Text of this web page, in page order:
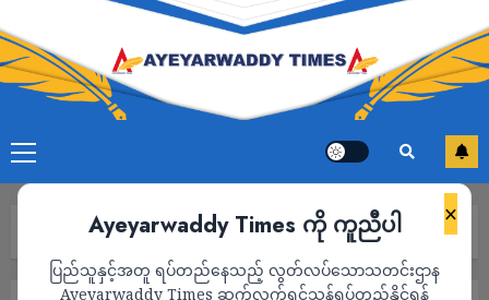
×
Ayeyarwaddy Times ကို ကူညီပါ
ပြည်သူနှင့်အတူ ရပ်တည်နေသည့် လွတ်လပ်သောသတင်းဌာန
Ayeyarwaddy Times ဆက်လက်ရှင်သန်ရပ်တည်နိုင်ရန်
“လူမိုက်ကို အသက်ဆက်ပေးကြသည်”